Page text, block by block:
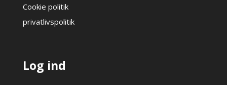
Cookie politik
privatlivspolitik
Log ind